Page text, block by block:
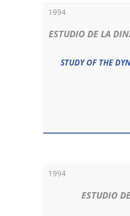
1994
ESTUDIO DE LA
STUDY OF THE
1994
ESTUDIO